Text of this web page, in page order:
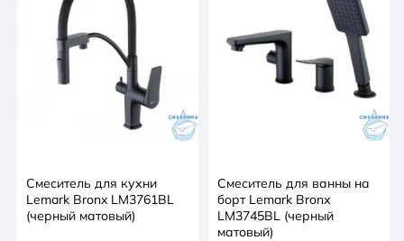
Смеситель для кухни
Lemark Bronx LM3761BL
(черный матовый)
Смеситель для ванны на
борт Lemark Bronx
LM3745BL (черный
матовый)